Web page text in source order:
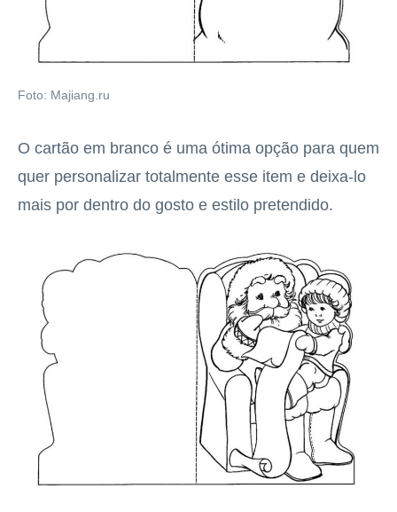
Foto: Majiang.ru
O cartão em branco é uma ótima opção para quem
quer personalizar totalmente esse item e deixa-lo
mais por dentro do gosto e estilo pretendido.